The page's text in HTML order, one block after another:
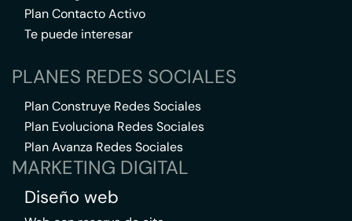
Plan Contacto Activo
Te puede interesar
PLANES REDES SOCIALES
Plan Construye Redes Sociales
Plan Evoluciona Redes Sociales
Plan Avanza Redes Sociales
MARKETING DIGITAL
Diseño web